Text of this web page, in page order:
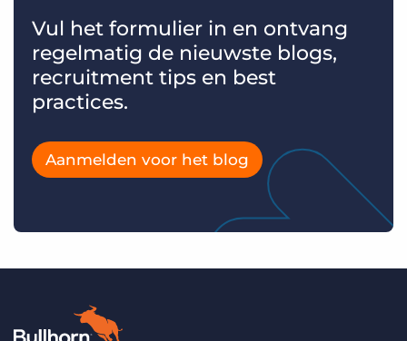
Vul het formulier in en ontvang
regelmatig de nieuwste blogs,
recruitment tips en best
practices.
Aanmelden voor het blog